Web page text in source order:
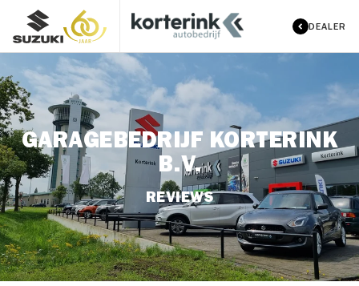
DEALER
GARAGEBEDRIJF KORTERINK
B.V.
REVIEWS